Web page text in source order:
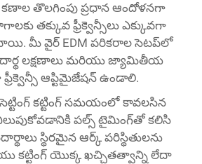
తొలగింపు ప్రధాన ఆందోళనగా
తక్కువ ఫ్రీక్వెన్సీలు ఎక్కువగా
మీ వైర్ EDM పరికరాల సెటప్‌లో
లక్షణాలు మరియు జ్యామితీయ
ఆప్టిమైజేషన్ ఉండాలి.
సెట్టింగ్ కట్టింగ్ సమయంలో కావలసిన
పల్స్ టైమింగ్‌తో కలిసి
స్థిరమైన ఆర్క్ పరిస్థితులను
కట్టింగ్ యొక్క ఖచ్చితత్వాన్ని లేదా